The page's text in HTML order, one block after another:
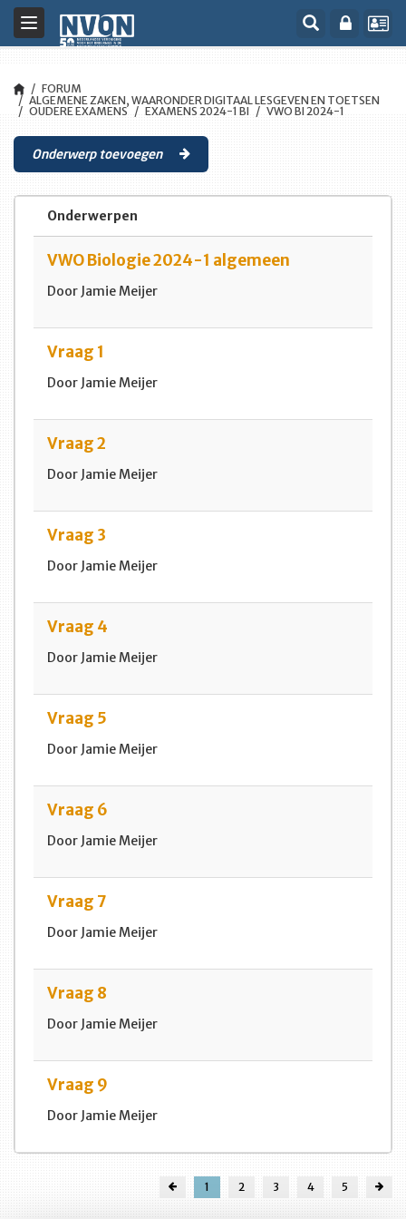
Toggle
navigation
FORUM
ALGEMENE ZAKEN, WAARONDER DIGITAAL LESGEVEN EN TOETSEN
OUDERE EXAMENS
EXAMENS 2024-1 BI VWO BI 2024-1
Onderwerp toevoegen
Onderwerpen
VWO Biologie 2024-1 algemeen
Door Jamie Meijer
Vraag 1
Door Jamie Meijer
Vraag 2
Door Jamie Meijer
Vraag 3
Door Jamie Meijer
Vraag 4
Door Jamie Meijer
Vraag 5
Door Jamie Meijer
Vraag 6
Door Jamie Meijer
Vraag 7
Door Jamie Meijer
Vraag 8
Door Jamie Meijer
Vraag 9
Door Jamie Meijer
1 2 3 4 5